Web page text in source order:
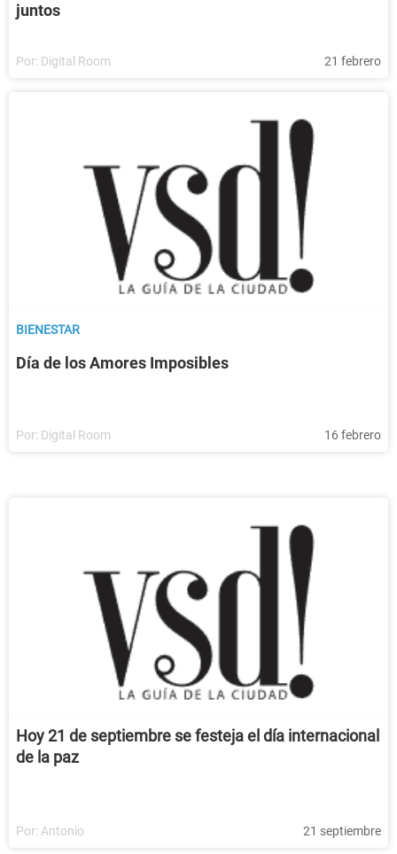
juntos
Por: Digital Room 21 febrero
BIENESTAR
Día de los Amores Imposibles
Por: Digital Room 16 febrero
Hoy 21 de septiembre se festeja el día internacional
de la paz
Por: Antonio 21 septiembre